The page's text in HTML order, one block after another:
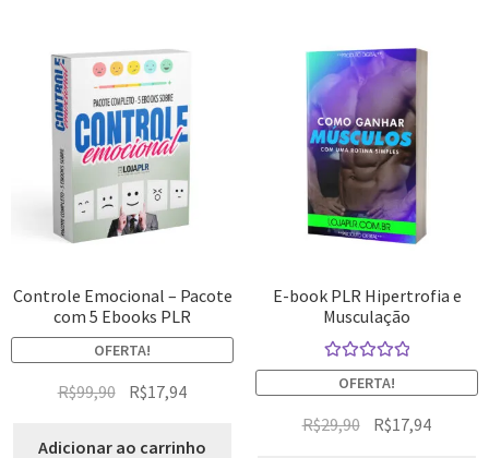
Controle Emocional – Pacote
com 5 Ebooks PLR
OFERTA!
R$99,90 R$17,94
Adicionar ao carrinho
E-book PLR Hipertrofia e
Musculação
Avaliação
5.00de 5
OFERTA!
R$29,90 R$17,94